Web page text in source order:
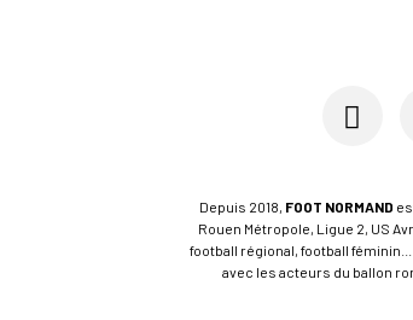
Depuis 2018, FOOT NORMAND
Rouen Métropole, Ligue 2, US
football régional, football
avec les acteurs du ballon